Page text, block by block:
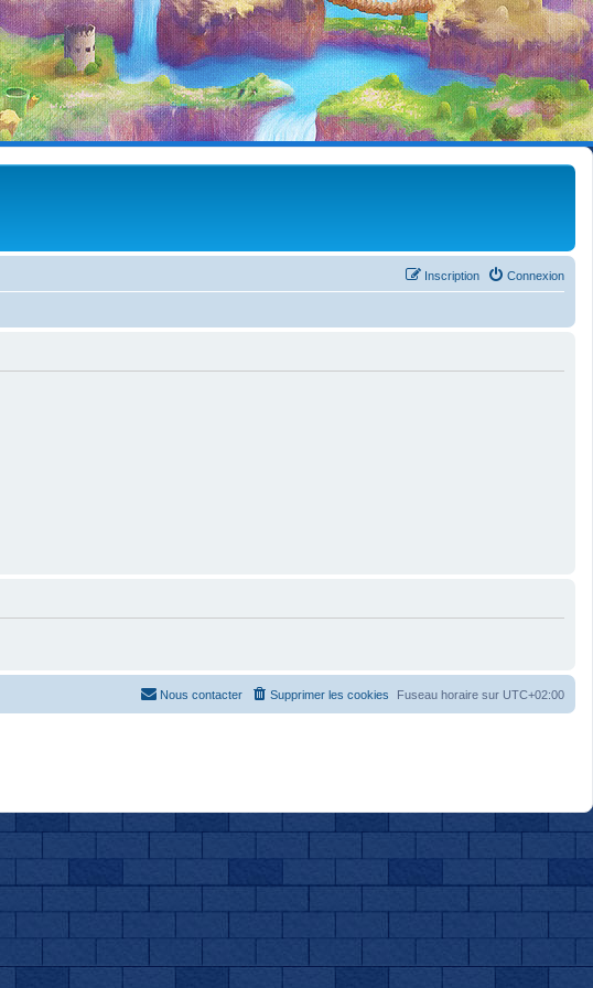
Connexion
Inscription
Fuseau horaire sur UTC+02:00
Supprimer les cookies
Nous contacter